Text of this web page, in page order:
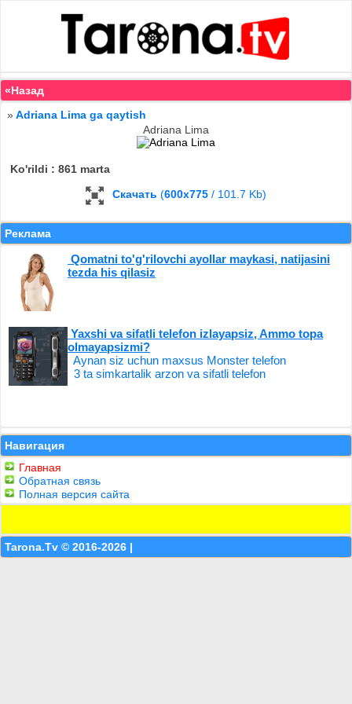
«Назад
»Adriana Lima ga qaytish
Adriana Lima
Ko'rildi : 861 marta
Скачать (600x775 / 101.7 Kb)
Реклама
Qomatni to'g'rilovchi ayollar maykasi, natijasini
tezda his qilasiz
Yaxshi va sifatli telefon izlayapsiz, Ammo topa
olmayapsizmi?
Aynan siz uchun maxsus Monster telefon
3 ta simkartalik arzon va sifatli telefon
Навигация
Главная
Обратная связь
Полная версия сайта
Tarona.Tv © 2016-2026 |